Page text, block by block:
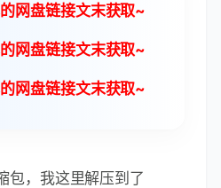
网盘链接文末获取~
网盘链接文末获取~
网盘链接文末获取~
包，我这里解压到了